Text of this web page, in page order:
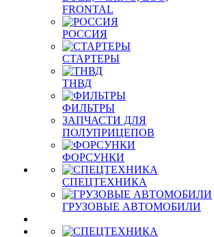
FRONTAL
РОССИЯ
СТАРТЕРЫ
ТНВД
ФИЛЬТРЫ
ЗАПЧАСТИ ДЛЯ
ПОЛУПРИЦЕПОВ
ФОРСУНКИ
СПЕЦТЕХНИКА
ГРУЗОВЫЕ АВТОМОБИЛИ